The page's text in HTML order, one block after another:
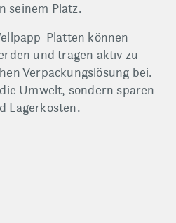
seinem Platz.
Platten können
und tragen aktiv zu
Verpackungslösung bei.
Umwelt, sondern sparen
Lagerkosten.